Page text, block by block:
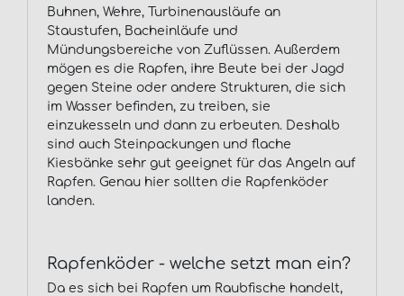
Buhnen, Wehre, Turbinenausläufe an
Staustufen, Bacheinläufe und
Mündungsbereiche von Zuflüssen. Außerdem
mögen es die Rapfen, ihre Beute bei der Jagd
gegen Steine oder andere Strukturen, die sich
im Wasser befinden, zu treiben, sie
einzukesseln und dann zu erbeuten. Deshalb
sind auch Steinpackungen und flache
Kiesbänke sehr gut geeignet für das Angeln auf
Rapfen. Genau hier sollten die Rapfenköder
landen.
Rapfenköder - welche setzt man ein?
Da es sich bei Rapfen um Raubfische handelt,